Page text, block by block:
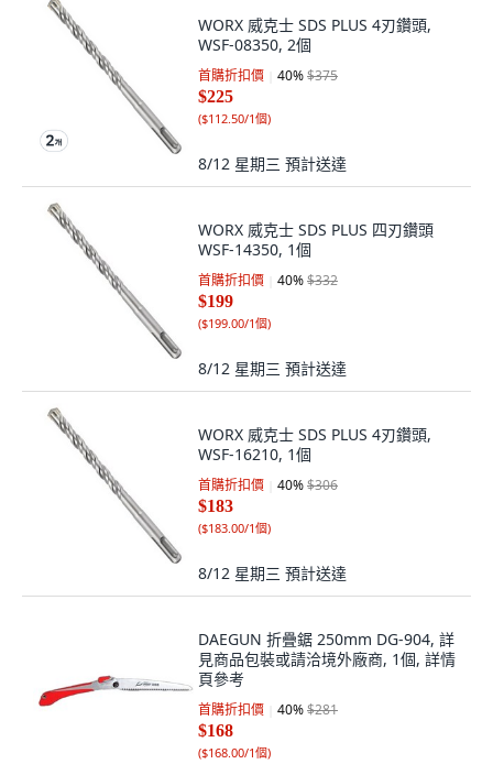
WORX 威克士 SDS PLUS 4刃鑽頭,
WSF-08350, 2個
首購折扣價 40%$375
$225
($112.50/1個)
8/12 星期三 預計送達
WORX 威克士 SDS PLUS 四刃鑽頭
WSF-14350, 1個
首購折扣價 40%$332
$199
($199.00/1個)
8/12 星期三 預計送達
WORX 威克士 SDS PLUS 4刃鑽頭,
WSF-16210, 1個
首購折扣價 40%$306
$183
($183.00/1個)
8/12 星期三 預計送達
DAEGUN 折疊鋸 250mm DG-904, 詳
見商品包裝或請洽境外廠商, 1個, 詳情
頁參考
首購折扣價 40%$281
$168
($168.00/1個)